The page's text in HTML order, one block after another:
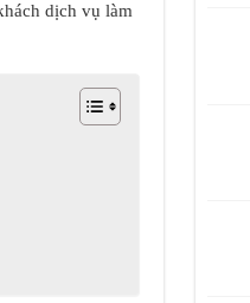
dịch vụ làm